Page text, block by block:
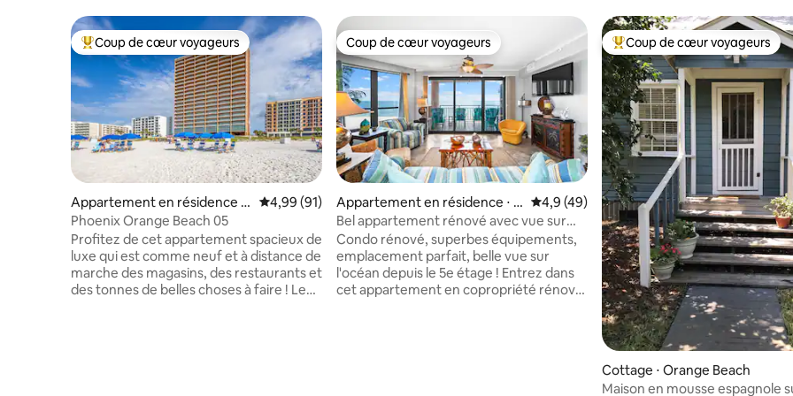
Coups de cœur voyageurs les plus appréciés
Coup de cœur voyageurs
Appartement en résidence ⋅
Orange Beach
Évaluation moyenne sur la base de 91 commentaires : 4,99 sur 5
4,99 (91)
Phoenix Orange Beach 05
Profitez de cet appartement spacieux de
luxe qui est comme neuf et à distance de
marche des magasins, des restaurants et
des tonnes de belles choses à faire ! Le
Coup de cœur voyageurs
Coup de cœur voyageurs
Appartement en résidence ⋅ O
range Beach
Évaluation moyenne sur la base de 49
4,9 (49)
Bel appartement rénové avec vue sur
l'océan !
Condo rénové, superbes équipements,
emplacement parfait, belle vue sur
l'océan depuis le 5e étage ! Entrez dans
cet appartement en copropriété rénové
Coups de cœur voyageurs les
Coup de cœur voyageurs
Cottage ⋅ Orange Beach
Maison en mousse espagnole